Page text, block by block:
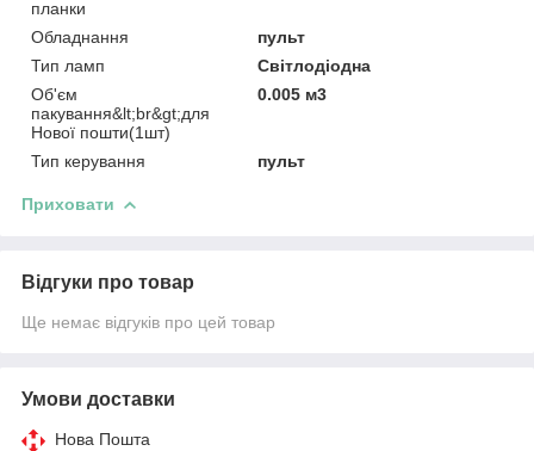
планки
Обладнання
пульт
Тип ламп
Світлодіодна
Об'єм
пакування&lt;br&gt;для
Нової пошти(1шт)
0.005 м3
Тип керування пульт
Приховати
Відгуки про товар
Ще немає відгуків про цей товар
Умови доставки
Нова Пошта